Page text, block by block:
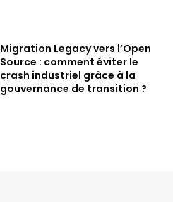
Migration Legacy vers l’Open
Source : comment éviter le
crash industriel grâce à la
gouvernance de transition ?